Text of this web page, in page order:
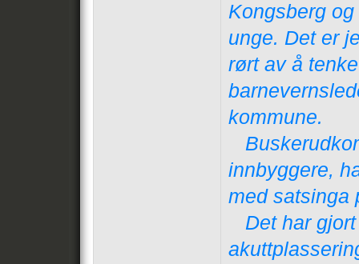
Kongsberg
unge. Det er
rørt av å
kommune.
innbyggere,
med satsinga
Det har gjort